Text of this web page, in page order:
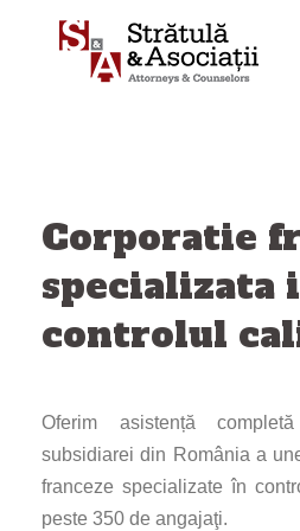
Corporatie
specializata
controlul
Oferim asistență complet
subsidiarei din România a
franceze specializate în
peste 350 de angajaţi.